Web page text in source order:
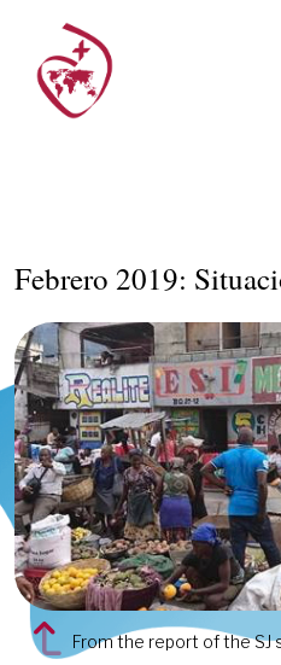
Febrero 2019:
From the report of the SJ